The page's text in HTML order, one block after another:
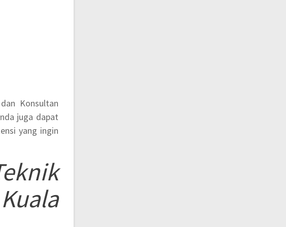
Konsultan
juga dapat
yang ingin